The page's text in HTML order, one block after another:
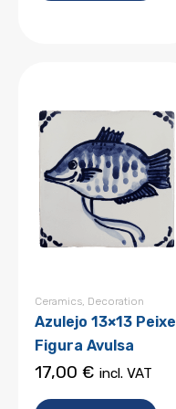
Ceramics, Decoration
Azulejo 13×13 Peixe
Figura Avulsa
17,00 € incl. VAT